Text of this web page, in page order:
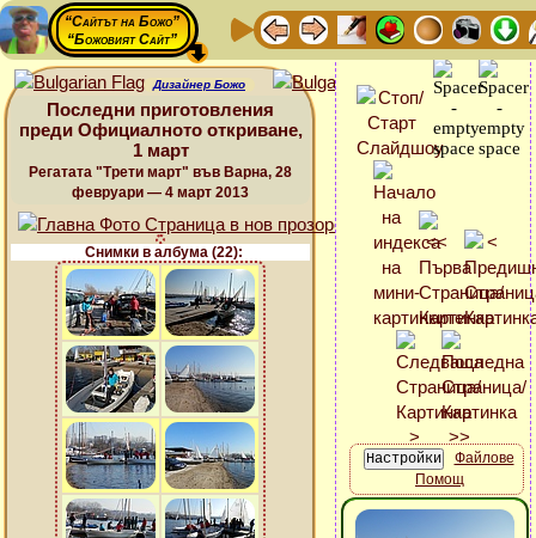
“Сайтът на Божо”
“Божовият Сайт”
Дизайнер Божо
Последни приготовления
преди Официалното откриване,
1 март
Регатата "Трети март" във Варна, 28
февруари — 4 март 2013
Снимки в албума (22):
Файлове
Помощ